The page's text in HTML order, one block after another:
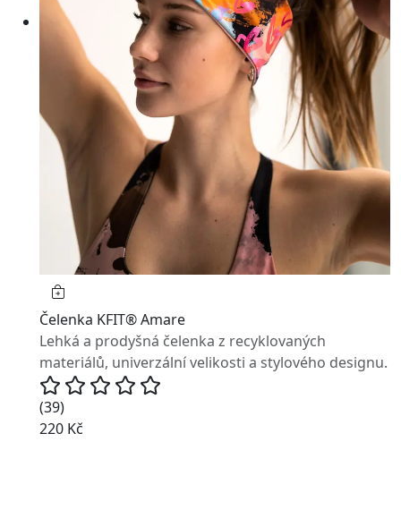
Čelenka KFIT® Amare
Lehká a prodyšná čelenka z recyklovaných
materiálů, univerzální velikosti a stylového designu.
(39)
220 Kč